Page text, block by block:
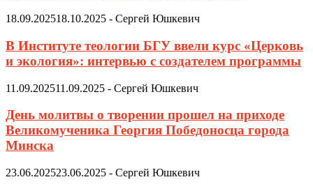
18.09.202518.10.2025 - Сергей Юшкевич
В Институте теологии БГУ ввели курс «Церковь
и экология»: интервью с создателем программы
11.09.202511.09.2025 - Сергей Юшкевич
День молитвы о творении прошел на приходе
Великомученика Георгия Победоносца города
Минска
23.06.202523.06.2025 - Сергей Юшкевич